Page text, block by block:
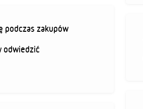
podczas zakupów
odwiedzić